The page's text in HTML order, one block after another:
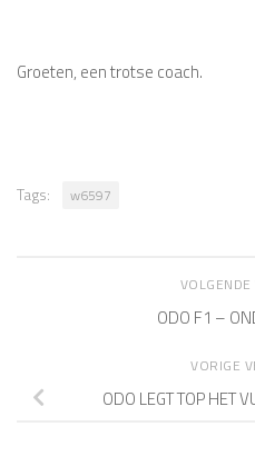
Groeten, een trotse coach.
Tags: w6597
ODO F1 –
VORIGE
ODO LEGT TOP HET